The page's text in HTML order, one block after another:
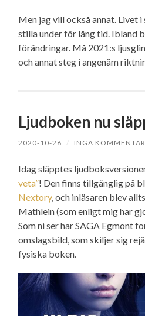
Men jag vill också annat. Livet
stilla under för lång tid. Ibland
förändringar. Må 2021:s
och annat steg i angenäm
Ljudboken nu
2020-10-26 / INGA
Idag släpptes
veta”! Den finns tillgänglig på
Nextory, och inläsaren blev
Mathlein (som enligt mig har
Som ni ser har SAGA Egmont
omslagsbild, som skiljer sig
fysiska boken.